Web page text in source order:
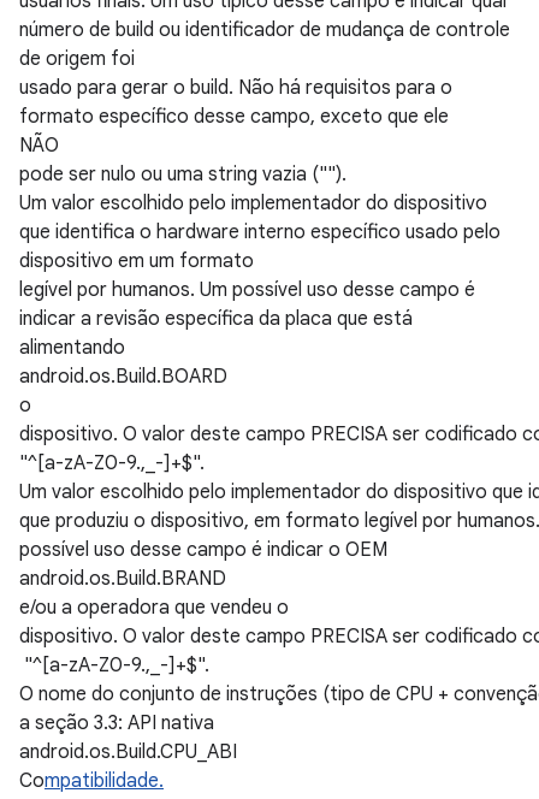
número de build ou identificador de mudança de controle
de origem foi
usado para gerar o build. Não há requisitos para o
formato específico desse campo, exceto que ele
NÃO
pode ser nulo ou uma string vazia ("").
Um valor escolhido pelo implementador do dispositivo
que identifica o hardware interno específico usado pelo
dispositivo em um formato
legível por humanos. Um possível uso desse campo é
indicar a revisão específica da placa que está
alimentando
android.os.Build.BOARD
o
dispositivo. O valor deste campo PRECISA ser codificado
"^[a-zA-Z0-9.,_-]+$".
Um valor escolhido pelo implementador do dispositivo que
que produziu o dispositivo, em formato legível por
possível uso desse campo é indicar o OEM
android.os.Build.BRAND
e/ou a operadora que vendeu o
dispositivo. O valor deste campo PRECISA ser codificado
"^[a-zA-Z0-9.,_-]+$".
O nome do conjunto de instruções (tipo de CPU +
a seção 3.3: API nativa
android.os.Build.CPU_ABI
Compatibilidade.